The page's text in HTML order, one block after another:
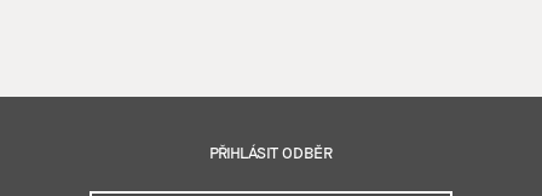
PŘIHLÁSIT ODBĚR